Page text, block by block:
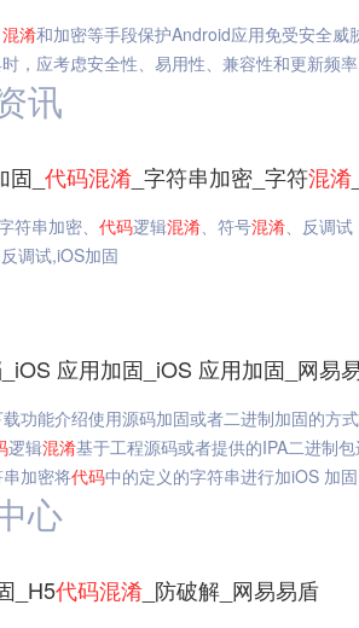
混淆和加密等手段保护Android应用免受安全
，应考虑安全性、易用性、兼容性和更新频
讯
_ 代码混淆 _字符串加密_字符混淆
符串加密、 代码逻辑混淆、符号混淆、反调
调试,iOS加固
应用加固_iOS 应用加固_网易
功能介绍使用源码加固或者二进制加固的方
逻辑混淆基于工程源码或者提供的IPA二进制
加密将代码中的定义的字符串进行加iOS 加
心
_H5代码混淆 _防破解_网易易盾